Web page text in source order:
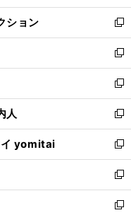
開
く
ウ
で
開
く
ン
ド
ウ
で
開
く
ウ
ィ
ン
ド
ウ
で
開
く
ション
新
し
い
ウ
ィ
ン
ド
ウ
で
開
く
新
し
い
ウ
ィ
ン
ド
ウ
で
開
く
新
し
い
ウ
ィ
ン
ド
ウ
で
人
新
し
い
ウ
ィ
ン
ド
イ yomitai
新
し
い
ウ
ィ
新
し
い
新